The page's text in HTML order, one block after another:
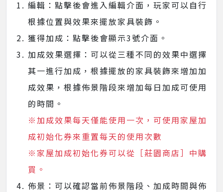
編輯：點擊後會進入編輯介面，玩家可以自行
根據位置與效果來擺放家具裝飾。
獲得加成：點擊後會顯示3號介面。
加成效果選擇：可以從三種不同的效果中選擇
其一進行加成，根據擺放的家具裝飾來增加加
成效果，根據佈景階段來增加每日加成可使用
的時間。
※加成效果每天僅能使用一次，可使用家屋加
成初始化券來重置每天的使用次數
※家屋加成初始化券可以從［莊園商店］中購
買。
佈景：可以確認當前佈景階段、加成時間與佈